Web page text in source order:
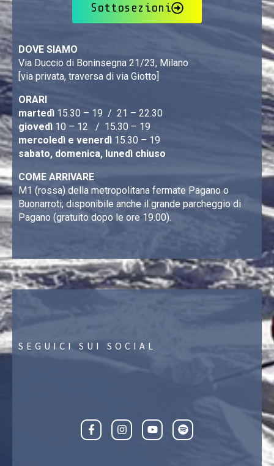
Sottosezioni
DOVE SIAMO
Via Duccio di Boninsegna 21/23, Milano
[via privata, traversa di via Giotto]
ORARI
martedì 15.30 – 19 / 21 – 22.30
giovedì 10 – 12 / 15.30 – 19
mercoledì e venerdì 15.30 – 19
sabato, domenica, lunedì chiuso
COME ARRIVARE
M1 (rossa) della metropolitana fermate Pagano o
Buonarroti; disponibile anche il grande parcheggio di
Pagano (gratuito dopo le ore 19.00).
SEGUICI SUI SOCIAL